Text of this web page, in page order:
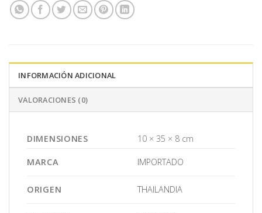
INFORMACIÓN ADICIONAL
VALORACIONES (0)
DIMENSIONES 10 × 35 × 8 cm
MARCA IMPORTADO
ORIGEN THAILANDIA